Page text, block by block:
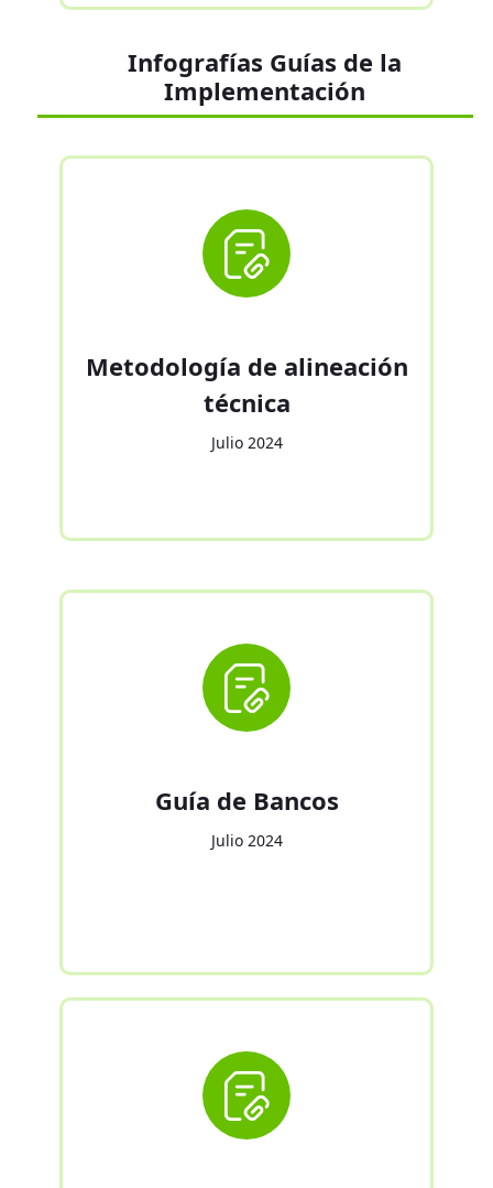
Infografías Guías de la
Implementación
Metodología de alineación
técnica
Julio 2024
Guía de Bancos
Julio 2024